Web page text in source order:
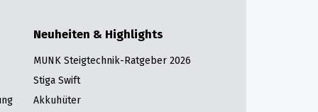
Neuheiten & Highlights
MUNK Steigtechnik-Ratgeber 2026
Stiga Swift
Akkuhüter